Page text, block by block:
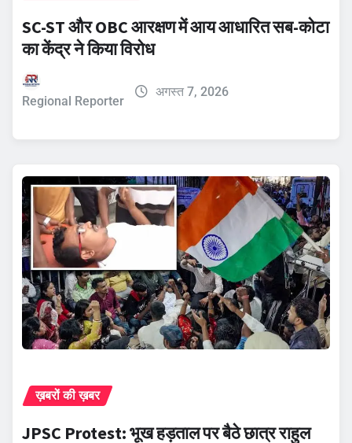
SC-ST और OBC आरक्षण में आय आधारित सब-कोटा
का केंद्र ने किया विरोध
Regional Reporter
अगस्त 7, 2026
ख़बरों की ख़बर
JPSC Protest: भूख हड़ताल पर बैठे छात्र राहुल